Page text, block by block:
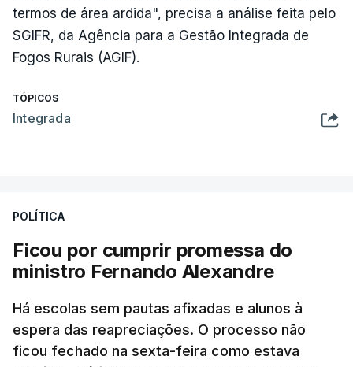
termos de área ardida", precisa a análise feita pelo
SGIFR, da Agência para a Gestão Integrada de
Fogos Rurais (AGIF).
TÓPICOS
Integrada
POLÍTICA
Ficou por cumprir promessa do
ministro Fernando Alexandre
Há escolas sem pautas afixadas e alunos à
espera das reapreciações. O processo não
ficou fechado na sexta-feira como estava